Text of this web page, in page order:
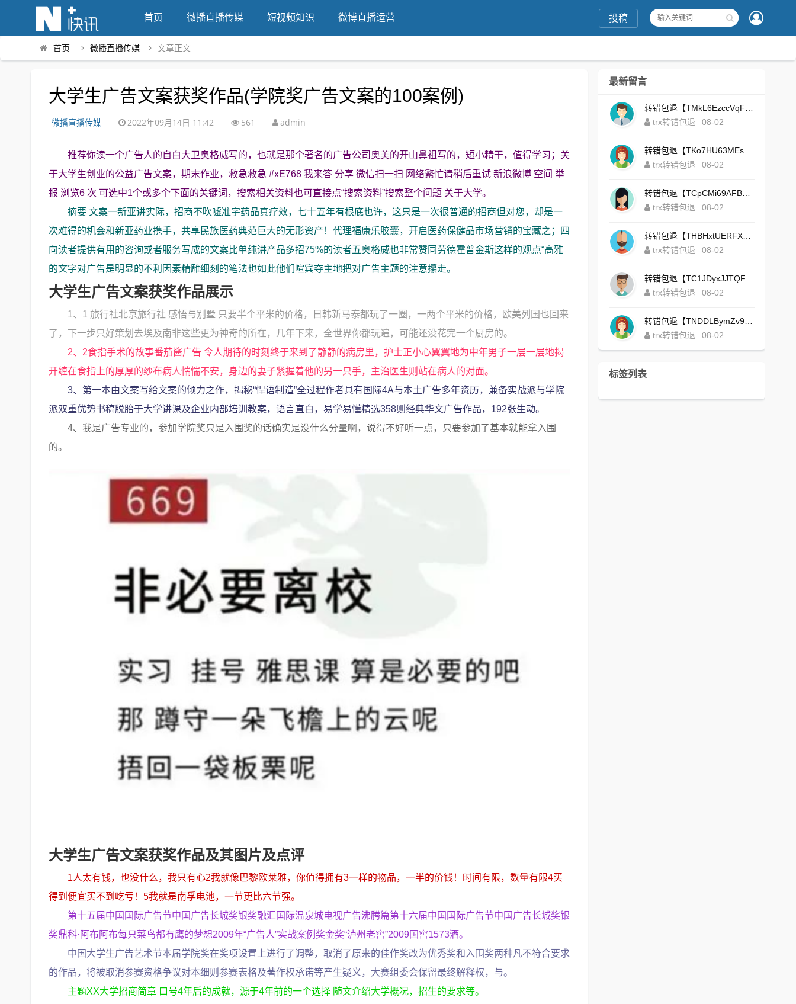
首页 微播直播传媒 短视频知识 微博直播运营 投稿
首页 微播直播传媒 文章正文
大学生广告文案获奖作品(学院奖广告文案的100案例)
微播直播传媒 2022年09月14日 11:42 561 admin
推荐你读一个广告人的自白大卫奥格威写的，也就是那个著名的广告公司奥美的开山鼻祖写的，短小精干，值得学习；关
于大学生创业的公益广告文案，期末作业，救急救急 #xE768 我来答 分享 微信扫一扫 网络繁忙请稍后重试 新浪微博 空间 举
报 浏览6 次 可选中1个或多个下面的关键词，搜索相关资料也可直接点“搜索资料”搜索整个问题 关于大学。
摘要 文案一新亚讲实际，招商不吹嘘准字药品真疗效，七十五年有根底也许，这只是一次很普通的招商但对您，却是一
次难得的机会和新亚药业携手，共享民族医药典范巨大的无形资产！代理福康乐胶囊，开启医药保健品市场营销的宝藏之；四
向读者提供有用的咨询或者服务写成的文案比单纯讲产品多招75%的读者五奥格威也非常赞同劳德霍普金斯这样的观点“高雅
的文字对广告是明显的不利因素精雕细刻的笔法也如此他们喧宾夺主地把对广告主题的注意攥走。
大学生广告文案获奖作品展示
1、1 旅行社北京旅行社 感悟与别墅 只要半个平米的价格，日韩新马泰都玩了一圈，一两个平米的价格，欧美列国也回来
了，下一步只好策划去埃及南非这些更为神奇的所在，几年下来，全世界你都玩遍，可能还没花完一个厨房的。
2、2食指手术的故事番茄酱广告 令人期待的时刻终于来到了静静的病房里，护士正小心翼翼地为中年男子一层一层地揭
开缠在食指上的厚厚的纱布病人惴惴不安，身边的妻子紧握着他的另一只手，主治医生则站在病人的对面。
3、第一本由文案写给文案的倾力之作，揭秘“悍语制造”全过程作者具有国际4A与本土广告多年资历，兼备实战派与学院
派双重优势书稿脱胎于大学讲课及企业内部培训教案，语言直白，易学易懂精选358则经典华文广告作品，192张生动。
4、我是广告专业的，参加学院奖只是入围奖的话确实是没什么分量啊，说得不好听一点，只要参加了基本就能拿入围
的。
大学生广告文案获奖作品及其图片及点评
1人太有钱，也没什么，我只有心2我就像巴黎欧莱雅，你值得拥有3一样的物品，一半的价钱！时间有限，数量有限4买
得到便宜买不到吃亏！5我就是南孚电池，一节更比六节强。
第十五届中国国际广告节中国广告长城奖银奖融汇国际温泉城电视广告沸腾篇第十六届中国国际广告节中国广告长城奖银
奖鼎科·阿布阿布每只菜鸟都有鹰的梦想2009年“广告人”实战案例奖金奖“泸州老窖”2009国窖1573酒。
中国大学生广告艺术节本届学院奖在奖项设置上进行了调整，取消了原来的佳作奖改为优秀奖和入围奖两种凡不符合要求
的作品，将被取消参赛资格争议对本细则参赛表格及著作权承诺等产生疑义，大赛组委会保留最终解释权，与。
主题XX大学招商简章 口号4年后的成就，源于4年前的一个选择 随文介绍大学概况，招生的要求等。
最新留言
trx转错包退
08-02
trx转错包退
08-02
trx转错包退
08-02
trx转错包退
08-02
trx转错包退
08-02
trx转错包退
08-02
标签列表